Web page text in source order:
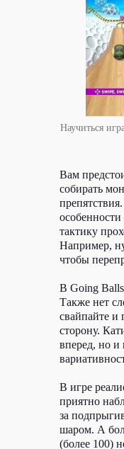
Научиться
Вам
собирать
тактику
Например,
чтобы
В Going
Также нет
свайпайте и
сторону.
вперед, но и
В игре
приятно
за
шаром. А
(более 100)